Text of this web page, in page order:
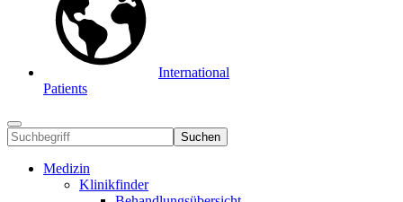
International
Patients
Suchen
Medizin
Klinikfinder